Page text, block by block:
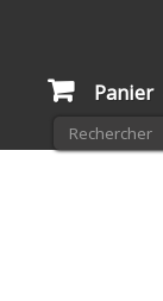
Panier